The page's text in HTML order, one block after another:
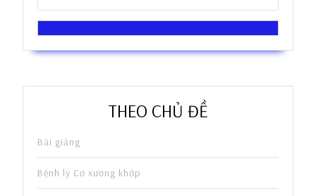
THEO CHỦ ĐỀ
Bài giảng
Bệnh lý Cơ xương khớp